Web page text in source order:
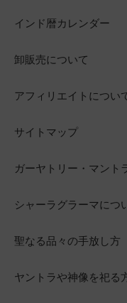
インド暦カレンダー
卸販売について
アフィリエイトについ
サイトマップ
ガーヤトリー・マント
シャーラグラーマにつ
聖なる品々の手放し方
ヤントラや神像を祀る